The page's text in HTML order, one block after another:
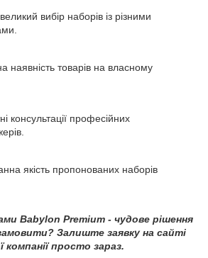
вибір наборів із різними
наявність товарів на власному
консультації професійних
якість пропонованих наборів
Babylon Premium - чудове рішення
Залиште заявку на сайті
компанії просто зараз.